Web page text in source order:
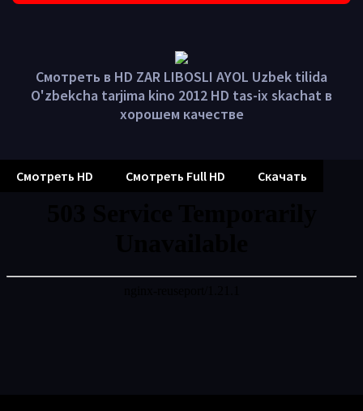
Смотреть в HD ZAR LIBOSLI AYOL Uzbek tilida
O'zbekcha tarjima kino 2012 HD tas-ix skachat в
хорошем качестве
Смотреть HD Смотреть Full HD Скачать